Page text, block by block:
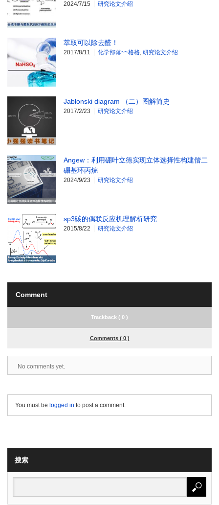
2024/7/15 研究论文介绍
萃取可以除去醛！
2017/8/11 化学部落~~格格, 研究论文介绍
Jablonski diagram （二）图解简史
2017/2/23 研究论文介绍
Angew：利用硼叶立德实现立体选择性构建偕二
硼基环丙烷
2024/9/23 研究论文介绍
sp3碳的偶联反应机理解析研究
2015/8/22 研究论文介绍
Comment
Trackback ( 0 )
Comments ( 0 )
No comments yet.
You must be logged in to post a comment.
搜索